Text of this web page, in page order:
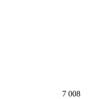
7 008